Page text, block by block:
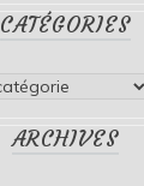
CATÉGORIES
ARCHIVES